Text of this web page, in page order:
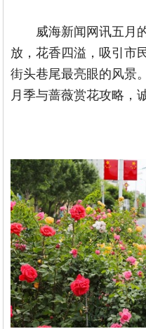
威海新闻网讯五月
放，花香四溢，吸引市
街头巷尾最亮眼的风景
月季与蔷薇赏花攻略，